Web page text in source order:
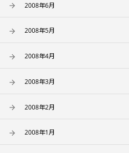
2008年6月
2008年5月
2008年4月
2008年3月
2008年2月
2008年1月